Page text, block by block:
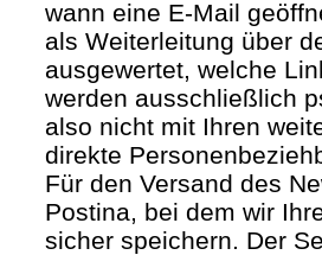
wann eine E-Mail
als Weiterleitung über
ausgewertet, welche
werden ausschließlich
also nicht mit Ihren
direkte
Für den Versand des
Postina, bei dem wir
sicher speichern. Der